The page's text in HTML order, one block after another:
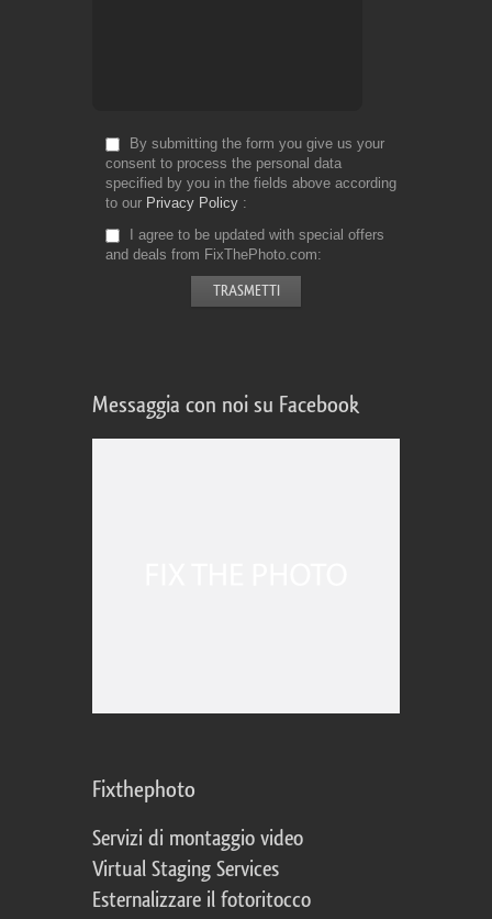
By submitting the form you give us your
consent to process the personal data
specified by you in the fields above according
to our Privacy Policy
I agree to be updated with special offers
and deals from FixThePhoto.com
Messaggia con noi su Facebook
Fixthephoto
Servizi di montaggio video
Virtual Staging Services
Esternalizzare il fotoritocco